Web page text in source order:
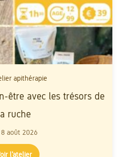
apithérapie
être avec les trésors de
ruche
8 août 2026
l’atelier